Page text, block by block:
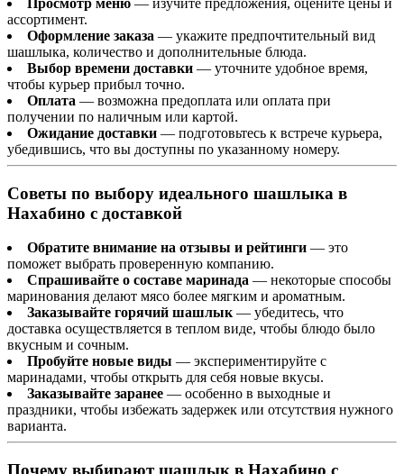
Просмотр меню — изучите предложения, оцените цены и
ассортимент.
Оформление заказа — укажите предпочтительный вид
шашлыка, количество и дополнительные блюда.
Выбор времени доставки — уточните удобное время,
чтобы курьер прибыл точно.
Оплата — возможна предоплата или оплата при
получении по наличным или картой.
Ожидание доставки — подготовьтесь к встрече курьера,
убедившись, что вы доступны по указанному номеру.
Советы по выбору идеального шашлыка в
Нахабино с доставкой
Обратите внимание на отзывы и рейтинги — это
поможет выбрать проверенную компанию.
Спрашивайте о составе маринада — некоторые способы
маринования делают мясо более мягким и ароматным.
Заказывайте горячий шашлык— убедитесь, что
доставка осуществляется в теплом виде, чтобы блюдо было
вкусным и сочным.
Пробуйте новые виды — экспериментируйте с
маринадами, чтобы открыть для себя новые вкусы.
Заказывайте заранее — особенно в выходные и
праздники, чтобы избежать задержек или отсутствия нужного
варианта.
Почему выбирают шашлык в Нахабино с